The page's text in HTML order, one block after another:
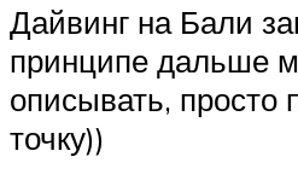
Дайвинг на Бали
принципе дальше
описывать, просто
точку))